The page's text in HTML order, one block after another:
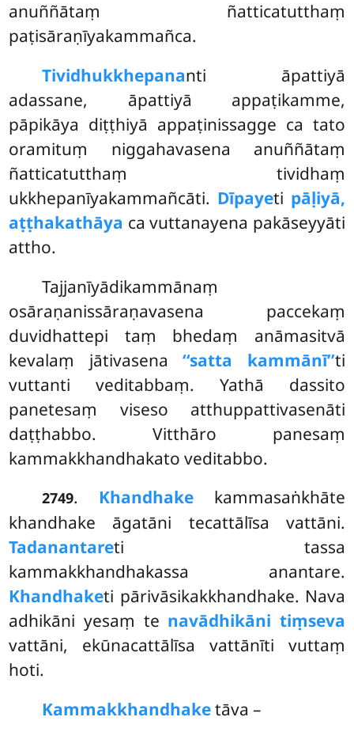
anuññātaṃ ñatticatutthaṃ
paṭisāraṇīyakammañca.
Tividhukkhepananti āpattiyā
adassane, āpattiyā appaṭikamme,
pāpikāya diṭṭhiyā appaṭinissagge ca tato
oramituṃ niggahavasena anuññātaṃ
ñatticatutthaṃ tividhaṃ
ukkhepanīyakammañcāti. Dīpayeti pāḷiyā,
aṭṭhakathāya ca vuttanayena pakāseyyāti
attho.
Tajjanīyādikammānaṃ
osāraṇanissāraṇavasena paccekaṃ
duvidhattepi taṃ bhedaṃ anāmasitvā
kevalaṃ jātivasena‘‘satta kammānī’’ti
vuttanti veditabbaṃ. Yathā dassito
panetesaṃ viseso atthuppattivasenāti
daṭṭhabbo. Vitthāro panesaṃ
kammakkhandhakato veditabbo.
2749. Khandhakekammasaṅkhāte
khandhake āgatāni tecattālīsa vattāni.
Tadanantareti tassa
kammakkhandhakassa anantare.
Khandhaketi pārivāsikakkhandhake. Nava
adhikāni yesaṃ te navādhikāni tiṃseva
vattāni, ekūnacattālīsa vattānīti vuttaṃ
hoti.
Kammakkhandhaketāva –